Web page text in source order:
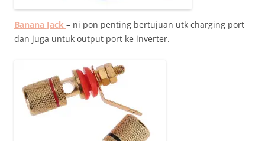
Banana Jack – ni pon penting bertujuan utk charging port
dan juga untuk output port ke inverter.